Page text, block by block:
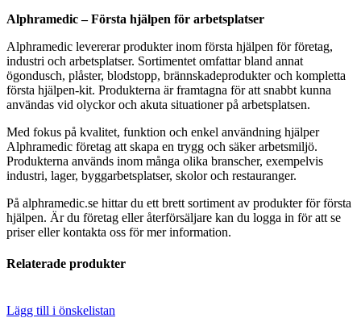
Alphramedic – Första hjälpen för arbetsplatser
Alphramedic levererar produkter inom första hjälpen för företag,
industri och arbetsplatser. Sortimentet omfattar bland annat
ögondusch, plåster, blodstopp, brännskadeprodukter och kompletta
första hjälpen-kit. Produkterna är framtagna för att snabbt kunna
användas vid olyckor och akuta situationer på arbetsplatsen.
Med fokus på kvalitet, funktion och enkel användning hjälper
Alphramedic företag att skapa en trygg och säker arbetsmiljö.
Produkterna används inom många olika branscher, exempelvis
industri, lager, byggarbetsplatser, skolor och restauranger.
På alphramedic.se hittar du ett brett sortiment av produkter för första
hjälpen. Är du företag eller återförsäljare kan du logga in för att se
priser eller kontakta oss för mer information.
Relaterade produkter
Lägg till i önskelistan